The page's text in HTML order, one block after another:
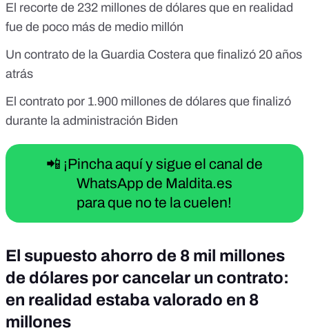
El recorte de 232 millones de dólares que en realidad
fue de poco más de medio millón
Un contrato de la Guardia Costera que finalizó 20 años
atrás
El contrato por 1.900 millones de dólares que finalizó
durante la administración Biden
📲 ¡Pincha aquí y sigue el canal de
WhatsApp de Maldita.es
para que no te la cuelen!
El supuesto ahorro de 8 mil millones
de dólares por cancelar un contrato:
en realidad estaba valorado en 8
millones